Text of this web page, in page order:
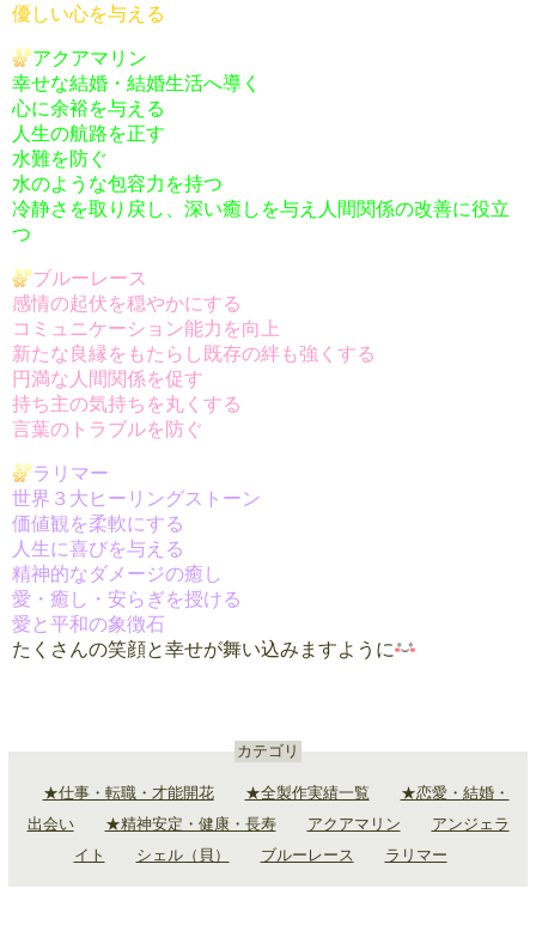
優しい心を与える
アクアマリン
幸せな結婚・結婚生活へ導く
心に余裕を与える
人生の航路を正す
水難を防ぐ
水のような包容力を持つ
冷静さを取り戻し、深い癒しを与え人間関係の改善に役立
つ
ブルーレース
感情の起伏を穏やかにする
コミュニケーション能力を向上
新たな良縁をもたらし既存の絆も強くする
円満な人間関係を促す
持ち主の気持ちを丸くする
言葉のトラブルを防ぐ
ラリマー
世界３大ヒーリングストーン
価値観を柔軟にする
人生に喜びを与える
精神的なダメージの癒し
愛・癒し・安らぎを授ける
愛と平和の象徴石
たくさんの笑顔と幸せが舞い込みますように
カテゴリ
★仕事・転職・才能開花 ★全製作実績一覧
★恋愛・結婚・
出会い
★精神安定・健康・長寿 アクアマリン
アンジェラ
イト
シェル（貝） ブルーレース ラリマー